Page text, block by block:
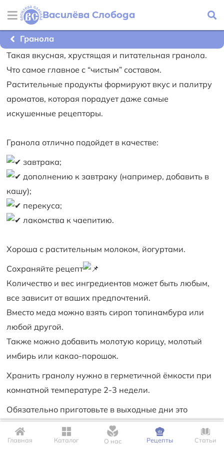
Василёва Слобода
Гранола
Такая вкусная, хрустящая и питательная гранола.
Что самое главное с “чистым” составом.
Растительные продукты формируют вкус и палитру
ароматов, которая порадует даже самые
искушенные рецепторы.
Гранола отлично подойдет в качестве:
завтрака;
дополнению к завтраку (например, добавить в
кашу);
перекуса;
лакомства к чаепитию.
Хороша с растительным молоком, йогуртами.
Сохраняйте рецепт
Количество и вес ингредиентов может быть любым,
все зависит от ваших предпочтений.
Вместо меда можно взять сироп топинамбура или
любой другой.
Также можно добавить молотую корицу, молотый
имбирь или какао-порошок.
Хранить гранолу нужно в герметичной ёмкости при
комнатной температуре 2-3 недели.
Обязательно приготовьте в выходные дни это
простое и удивительно вкусное лакомство.
Приятного аппетита!
Главная Каталог О нас Рецепты Статьи
Для корректной работы сайта мы используем файлы Cookie. Это
позволяет нам запомнить Ваши настройки и предпочтения.